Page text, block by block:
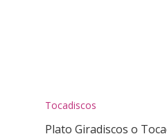
Tocadiscos
Plato Giradiscos o